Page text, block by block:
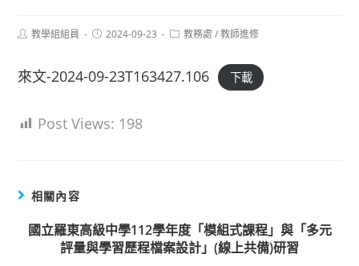
Post教學組組員
Post2024-09-23
Post教務處 / 教師進修
來文-2024-09-23T163427.106 下載
Post Views: 198
相關內容
國立羅東高級中學112學年度「模組式課程」與「多元
評量與學習歷程檔案設計」(線上共備)研習